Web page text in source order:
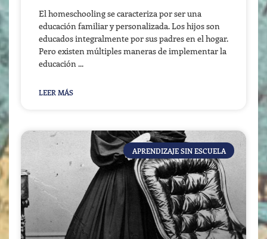
El homeschooling se caracteriza por ser una
educación familiar y personalizada. Los hijos son
educados integralmente por sus padres en el hogar.
Pero existen múltiples maneras de implementar la
educación
LEER MÁS
APRENDIZAJE SIN ESCUELA